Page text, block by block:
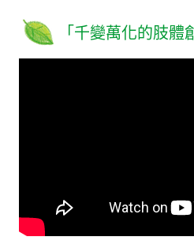
「千變萬化的肢